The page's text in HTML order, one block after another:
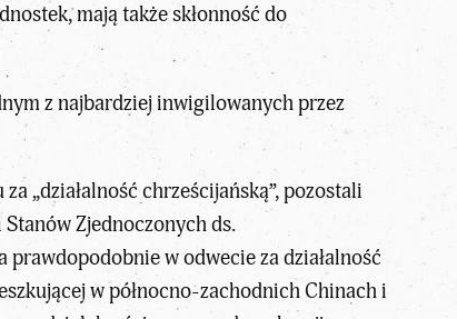
mają także skłonność do
z najbardziej inwigilowanych przez
„działalność chrześcijańską”, pozostali
Zjednoczonych ds.
w odwecie za działalność
w północno-zachodnich Chinach i